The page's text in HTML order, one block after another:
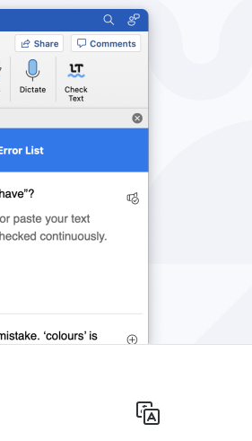
Windows
Конфіденційність Правила та умови